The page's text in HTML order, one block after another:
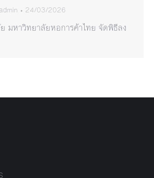
admin 24/03/2026
มหาวิทยาลัยหอการค้าไทย จัดพิธีลง